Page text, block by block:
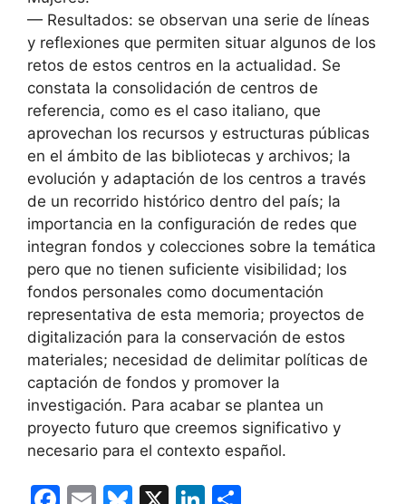
— Resultados: se observan una serie de líneas
y reflexiones que permiten situar algunos de los
retos de estos centros en la actualidad. Se
constata la consolidación de centros de
referencia, como es el caso italiano, que
aprovechan los recursos y estructuras públicas
en el ámbito de las bibliotecas y archivos; la
evolución y adaptación de los centros a través
de un recorrido histórico dentro del país; la
importancia en la configuración de redes que
integran fondos y colecciones sobre la temática
pero que no tienen suficiente visibilidad; los
fondos personales como documentación
representativa de esta memoria; proyectos de
digitalización para la conservación de estos
materiales; necesidad de delimitar políticas de
captación de fondos y promover la
investigación. Para acabar se plantea un
proyecto futuro que creemos significativo y
necesario para el contexto español.